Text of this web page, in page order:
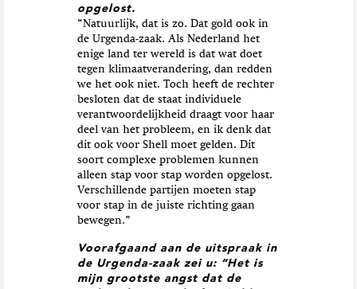
opgelost.
“Natuurlijk, dat is zo. Dat gold ook in
de Urgenda-zaak. Als Nederland het
enige land ter wereld is dat wat doet
tegen klimaatverandering, dan redden
we het ook niet. Toch heeft de rechter
besloten dat de staat individuele
verantwoordelijkheid draagt voor haar
deel van het probleem, en ik denk dat
dit ook voor Shell moet gelden. Dit
soort complexe problemen kunnen
alleen stap voor stap worden opgelost.
Verschillende partijen moeten stap
voor stap in de juiste richting gaan
bewegen.”
Voorafgaand aan de uitspraak in
de Urgenda-zaak zei u: “Het is
mijn grootste angst dat de